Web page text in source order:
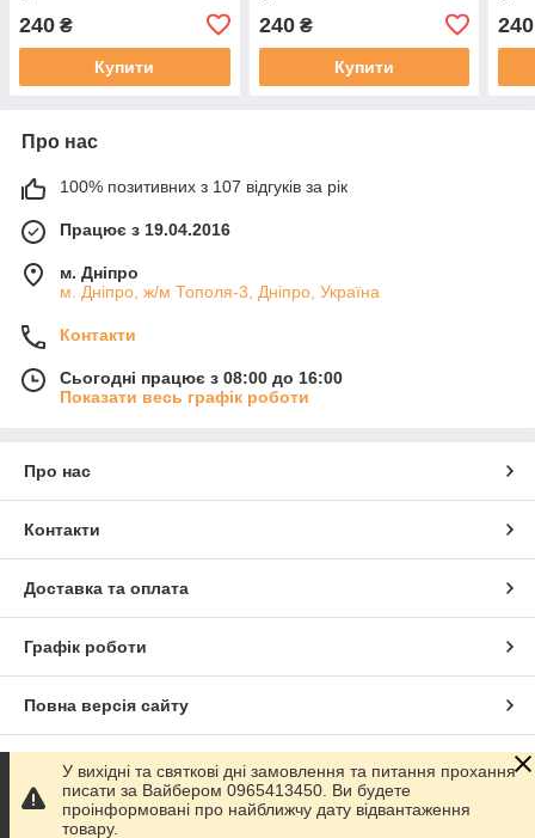
240 ₴
Купити
240₴
Купити
240
Про нас
100% позитивних з 107 відгуків за рік
Працює з 19.04.2016
м. Дніпро
м. Дніпро, ж/м Тополя-3, Дніпро, Україна
Контакти
Сьогодні працює з 08:00 до 16:00
Показати весь графік роботи
Про нас
Контакти
Доставка та оплата
Графік роботи
Повна версія сайту
Сайт створено на маркетплейсі
Політика конфіденційності
У вихідні та святкові дні замовлення та питання прохання
писати за Вайбером 0965413450. Ви будете
проінформовані про найближчу дату відвантаження
товару.